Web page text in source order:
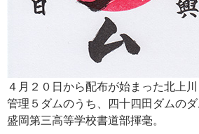
４月２０日から配布が始まった北上
管理５ダムのうち、四十四田ダムのダ
盛岡第三高等学校書道部揮毫。